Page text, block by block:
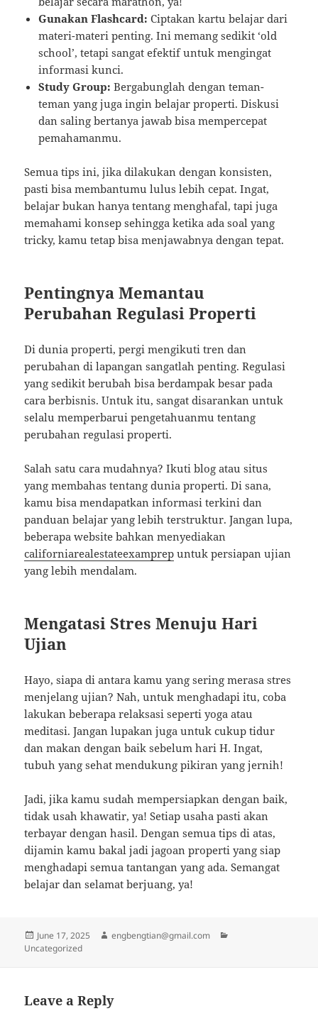
Gunakan Flashcard: Ciptakan kartu belajar dari
materi-materi penting. Ini memang sedikit ‘old
school’, tetapi sangat efektif untuk mengingat
informasi kunci.
Study Group: Bergabunglah dengan teman-
teman yang juga ingin belajar properti. Diskusi
dan saling bertanya jawab bisa mempercepat
pemahamanmu.
Semua tips ini, jika dilakukan dengan konsisten,
pasti bisa membantumu lulus lebih cepat. Ingat,
belajar bukan hanya tentang menghafal, tapi juga
memahami konsep sehingga ketika ada soal yang
tricky, kamu tetap bisa menjawabnya dengan tepat.
Pentingnya Memantau
Perubahan Regulasi Properti
Di dunia properti, pergi mengikuti tren dan
perubahan di lapangan sangatlah penting. Regulasi
yang sedikit berubah bisa berdampak besar pada
cara berbisnis. Untuk itu, sangat disarankan untuk
selalu memperbarui pengetahuanmu tentang
perubahan regulasi properti.
Salah satu cara mudahnya? Ikuti blog atau situs
yang membahas tentang dunia properti. Di sana,
kamu bisa mendapatkan informasi terkini dan
panduan belajar yang lebih terstruktur. Jangan lupa,
beberapa website bahkan menyediakan
californiarealestateexamprep untuk persiapan ujian
yang lebih mendalam.
Mengatasi Stres Menuju Hari
Ujian
Hayo, siapa di antara kamu yang sering merasa stres
menjelang ujian? Nah, untuk menghadapi itu, coba
lakukan beberapa relaksasi seperti yoga atau
meditasi. Jangan lupakan juga untuk cukup tidur
dan makan dengan baik sebelum hari H. Ingat,
tubuh yang sehat mendukung pikiran yang jernih!
Jadi, jika kamu sudah mempersiapkan dengan baik,
tidak usah khawatir, ya! Setiap usaha pasti akan
terbayar dengan hasil. Dengan semua tips di atas,
dijamin kamu bakal jadi jagoan properti yang siap
menghadapi semua tantangan yang ada. Semangat
belajar dan selamat berjuang, ya!
Posted
on
June 17, 2025 Author
engbengtian@gmail.com
Uncategorized
Leave a Reply